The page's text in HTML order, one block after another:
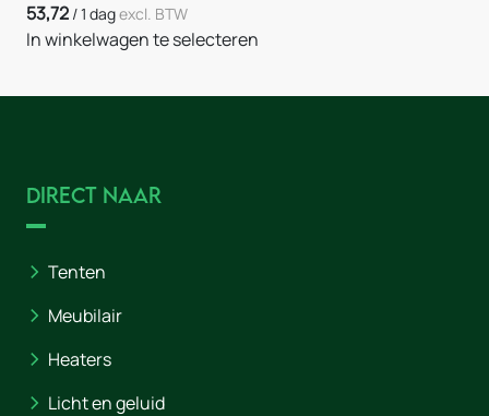
53,72 /1 dagexcl. BTW
In winkelwagen te selecteren
Direct naar
Tenten
Meubilair
Heaters
Licht en geluid